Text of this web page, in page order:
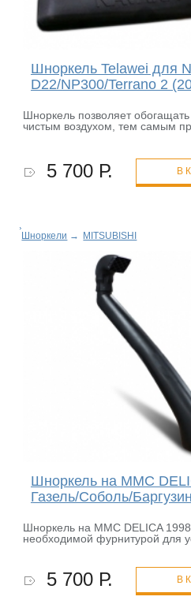
Шноркель Telawei для
D22/NP300/Terrano 2
Шноркель позволяет
чистым воздухом, тем самым
5 700 Р. В
Шноркели → MITSUBISHI
Шноркель на MMC
Газель/Соболь/Баргузин
Шноркель на MMC DELICA
необходимой фурнитурой для
5 700 Р. В